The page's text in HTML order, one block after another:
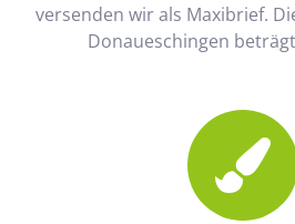
versenden wir als Maxibrief.
Donaueschingen